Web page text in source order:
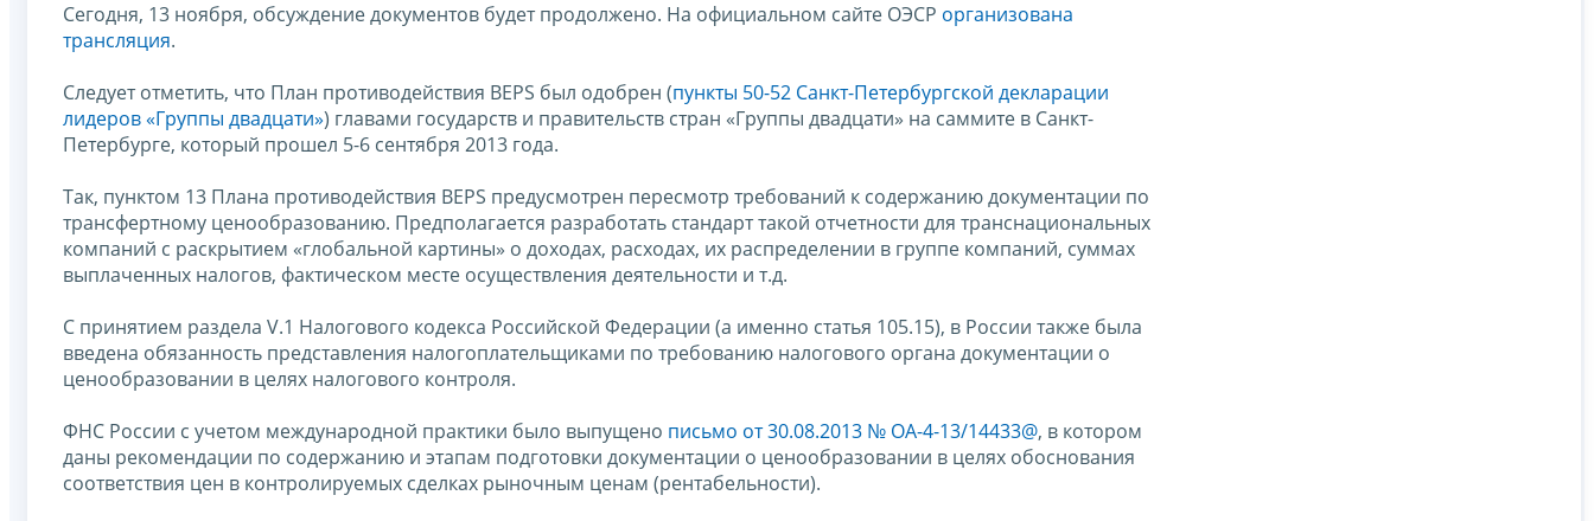
Сегодня, 13 ноября, обсуждение документов будет продолжено. На официальном сайте ОЭСР организована
трансляция.
Следует отметить, что План противодействия BEPS был одобрен (пункты 50-52 Санкт-Петербургской декларации
лидеров «Группы двадцати») главами государств и правительств стран «Группы двадцати» на саммите в Санкт-
Петербурге, который прошел 5-6 сентября 2013 года.
Так, пунктом 13 Плана противодействия BEPS предусмотрен пересмотр требований к содержанию документации по
трансфертному ценообразованию. Предполагается разработать стандарт такой отчетности для транснациональных
компаний с раскрытием «глобальной картины» о доходах, расходах, их распределении в группе компаний, суммах
выплаченных налогов, фактическом месте осуществления деятельности и т.д.
С принятием раздела V.1 Налогового кодекса Российской Федерации (а именно статья 105.15), в России также была
введена обязанность представления налогоплательщиками по требованию налогового органа документации о
ценообразовании в целях налогового контроля.
ФНС России с учетом международной практики было выпущено письмо от 30.08.2013 № ОА-4-13/14433@, в котором
даны рекомендации по содержанию и этапам подготовки документации о ценообразовании в целях обоснования
соответствия цен в контролируемых сделках рыночным ценам (рентабельности).